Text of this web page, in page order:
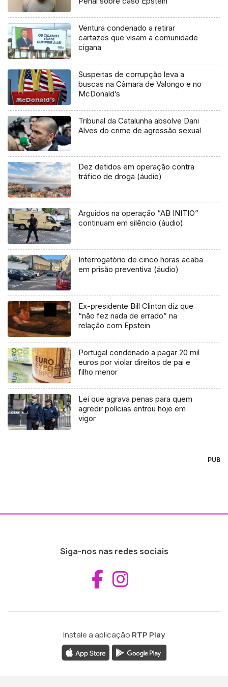
Ventura condenado a retirar
cartazes que visam a comunidade
cigana
Suspeitas de corrupção leva a
buscas na Câmara de Valongo e no
McDonald’s
Tribunal da Catalunha absolve Dani
Alves do crime de agressão sexual
Dez detidos em operação contra
tráfico de droga (áudio)
Arguidos na operação “AB INITIO”
continuam em silêncio (áudio)
Interrogatório de cinco horas acaba
em prisão preventiva (áudio)
Ex-presidente Bill Clinton diz que
“não fez nada de errado” na
relação com Epstein
Portugal condenado a pagar 20 mil
euros por violar direitos de pai e
filho menor
Lei que agrava penas para quem
agredir polícias entrou hoje em
vigor
PUB
Siga-nos nas redes sociais
Aceder ao
Instale a aplicação RTP Play